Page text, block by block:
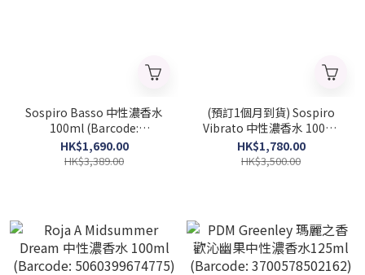
Sospiro Basso 中性濃香水
100ml (Barcode:
3700583501297)
HK$1,690.00
HK$3,389.00
(預訂1個月到貨) Sospiro
Vibrato 中性濃香水 100ml
(Barcode: 3700583501396)
HK$1,780.00
HK$3,500.00